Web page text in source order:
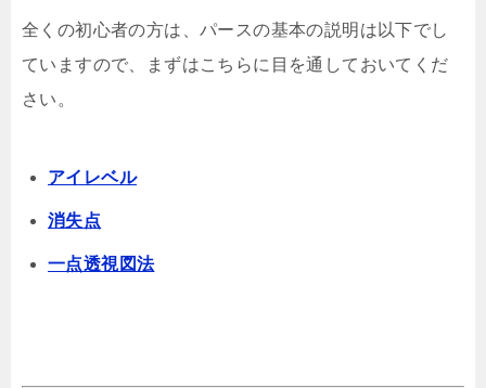
全くの初心者の方は、パースの基本の説明は以下でし
ていますので、まずはこちらに目を通しておいてくだ
さい。
アイレベル
消失点
一点透視図法